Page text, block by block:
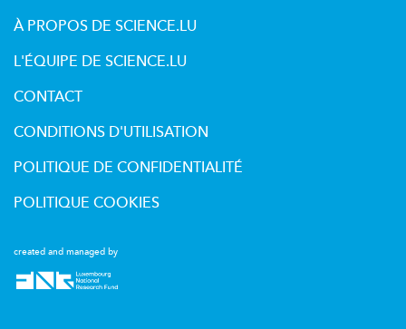
created and managed by
À PROPOS DE SCIENCE.LU
L'ÉQUIPE DE SCIENCE.LU
CONTACT
CONDITIONS D'UTILISATION
POLITIQUE DE CONFIDENTIALITÉ
POLITIQUE COOKIES